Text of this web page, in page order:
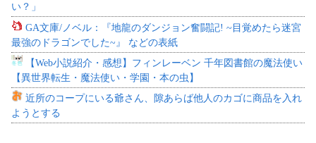
い？」
GA文庫/ノベル：『地龍のダンジョン奮闘記! ~目覚めたら迷宮
最強のドラゴンでした~』 などの表紙
【Web小説紹介・感想】フィンレーベン 千年図書館の魔法使い
【異世界転生・魔法使い・学園・本の虫】
近所のコープにいる爺さん、隙あらば他人のカゴに商品を入れ
ようとする